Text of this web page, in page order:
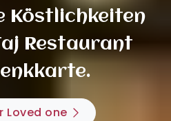
Köstlichkeiten
Restaurant
Loved one